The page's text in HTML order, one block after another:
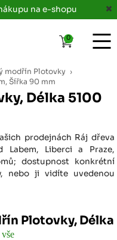
na e-shopu
modřín Plotovky ›
Šířka 90 mm
Délka 5100
prodejnách Ráj dřeva
Liberci a Praze,
dostupnost konkrétní
nebo ji vidíte uvedenou
Plotovky, Délka
vše
0